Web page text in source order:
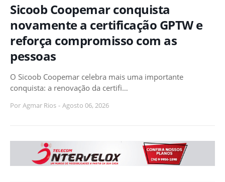
Sicoob Coopemar conquista
novamente a certificação GPTW e
reforça compromisso com as
pessoas
O Sicoob Coopemar celebra mais uma importante
conquista: a renovação da certifi…
Por Agmar Rios - Agosto 06, 2026